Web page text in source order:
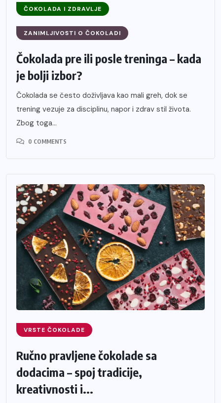
ČOKOLADA I ZDRAVLJE
ZANIMLJIVOSTI O ČOKOLADI
Čokolada pre ili posle treninga – kada
je bolji izbor?
Čokolada se često doživljava kao mali greh, dok se
trening vezuje za disciplinu, napor i zdrav stil života.
Zbog toga...
0 COMMENTS
VRSTE ČOKOLADE
Ručno pravljene čokolade sa
dodacima – spoj tradicije,
kreativnosti i...